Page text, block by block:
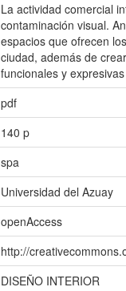
La actividad comercial
contaminación visual.
espacios que ofrecen
ciudad, además de
funcionales y
pdf
140 p
spa
Universidad del Azuay
openAccess
http://
DISEÑO INTERIOR